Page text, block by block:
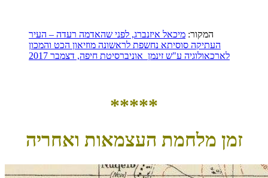
המקור: מיכאל איזנברג, לפני שהאדמה רעדה – העיר
העתיקה סוסיתא נחשפת לראשונה מוזיאון הכט והמכון
לארכאולוגיה ע"ש זינמן אוניברסיטת חיפה, דצמבר 2017
*****
זמן מלחמת העצמאות ואחריה